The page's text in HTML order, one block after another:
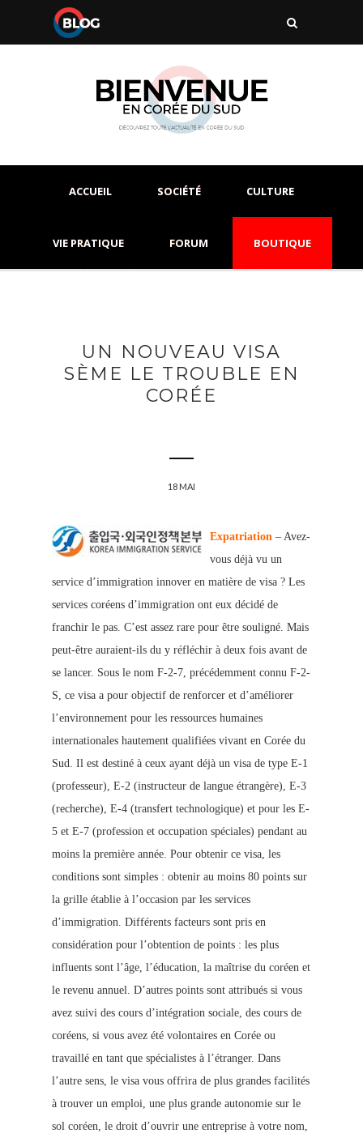
ACCUEIL SOCIÉTÉ CULTURE
VIE PRATIQUE FORUM BOUTIQUE
UN NOUVEAU VISA
SÈME LE TROUBLE EN
CORÉE
18 MAI
Expatriation – Avez-
vous déjà vu un
service d’immigration innover en matière de visa ? Les
services coréens d’immigration ont eux décidé de
franchir le pas. C’est assez rare pour être souligné. Mais
peut-être auraient-ils du y réfléchir à deux fois avant de
se lancer. Sous le nom F-2-7, précédemment connu F-2-
S, ce visa a pour objectif de renforcer et d’améliorer
l’environnement pour les ressources humaines
internationales hautement qualifiées vivant en Corée du
Sud. Il est destiné à ceux ayant déjà un visa de type E-1
(professeur), E-2 (instructeur de langue étrangère), E-3
(recherche), E-4 (transfert technologique) et pour les E-
5 et E-7 (profession et occupation spéciales) pendant au
moins la première année. Pour obtenir ce visa, les
conditions sont simples : obtenir au moins 80 points sur
la grille établie à l’occasion par les services
d’immigration. Différents facteurs sont pris en
considération pour l’obtention de points : les plus
influents sont l’âge, l’éducation, la maîtrise du coréen et
le revenu annuel. D’autres points sont attribués si vous
avez suivi des cours d’intégration sociale, des cours de
coréens, si vous avez été volontaires en Corée ou
travaillé en tant que spécialistes à l’étranger. Dans
l’autre sens, le visa vous offrira de plus grandes facilités
à trouver un emploi, une plus grande autonomie sur le
sol coréen, le droit d’ouvrir une entreprise à votre nom,